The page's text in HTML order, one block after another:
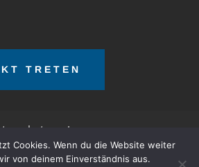
TRETEN
Impressum
Cookies. Wenn du die Website weiter
von deinem Einverständnis aus.